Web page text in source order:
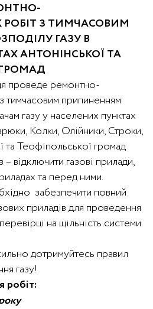
З ТИМЧАСОВИМ
ГАЗУ В
АНТОНІНСЬКОЇ ТА
проведе ремонтно-
тимчасовим припиненням
газу у населених пунктах
Колки, Олійники, Строки,
та Теофіпольської громад
відключити газові прилади,
та перед ними.
забезпечити повний
приладів для проведення
на щільність системи
дотримуйтесь правил
газу!
робіт: